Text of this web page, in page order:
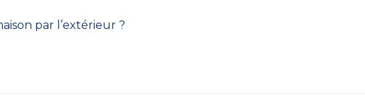
par l’extérieur ?